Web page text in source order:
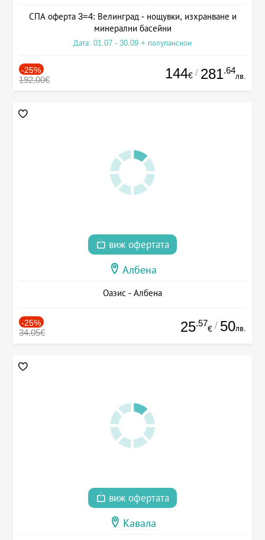
СПА оферта 3=4: Велинград - нощувки, изхранване и
минерални басейни
Дата: 01.07 - 30.09 + полупансион
-25%
192.00€ 144€ / 281.64
лв.
виж офертата
Албена
Оазис - Албена
-25%
34.05€ 25.57
€ / 50лв.
виж офертата
Кавала